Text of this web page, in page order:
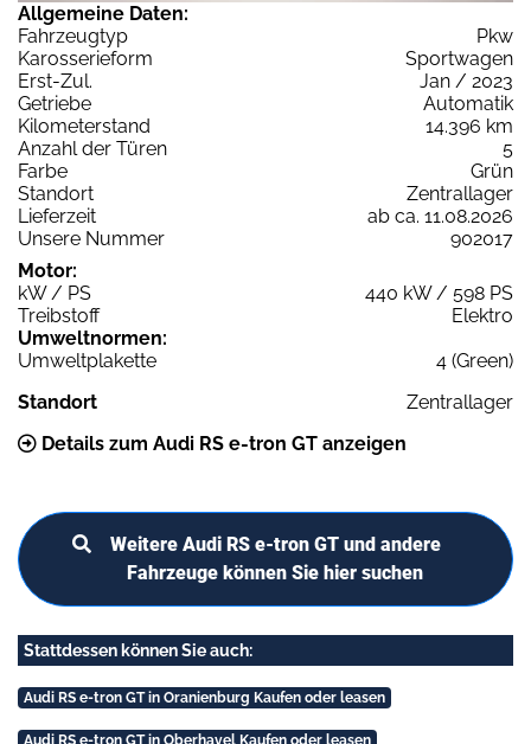
Allgemeine Daten:
Fahrzeugtyp
Pkw
Karosserieform
Sportwagen
Erst-Zul.
Jan / 2023
Getriebe
Automatik
Kilometerstand
14.396 km
Anzahl der Türen
5
Farbe
Grün
Standort
Zentrallager
Lieferzeit
ab ca. 11.08.2026
Unsere Nummer
902017
Motor:
kW / PS
440 kW / 598 PS
Treibstoff
Elektro
Umweltnormen:
Umweltplakette
4 (Green)
Standort
Zentrallager
Details zum Audi RS e-tron GT anzeigen
Weitere Audi RS e-tron GT und andere
Fahrzeuge können Sie hier suchen
Stattdessen können Sie auch:
Audi RS e-tron GT in Oranienburg Kaufen oder leasen
Audi RS e-tron GT in Oberhavel Kaufen oder leasen